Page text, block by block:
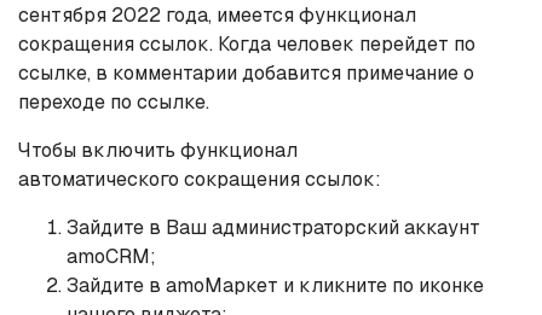
сентября 2022 года, имеется функционал
сокращения ссылок. Когда человек перейдет по
ссылке, в комментарии добавится примечание о
переходе по ссылке.
Чтобы включить функционал
автоматического сокращения ссылок:
Зайдите в Ваш администраторский аккаунт
amoCRM;
Зайдите в amoМаркет и кликните по иконке